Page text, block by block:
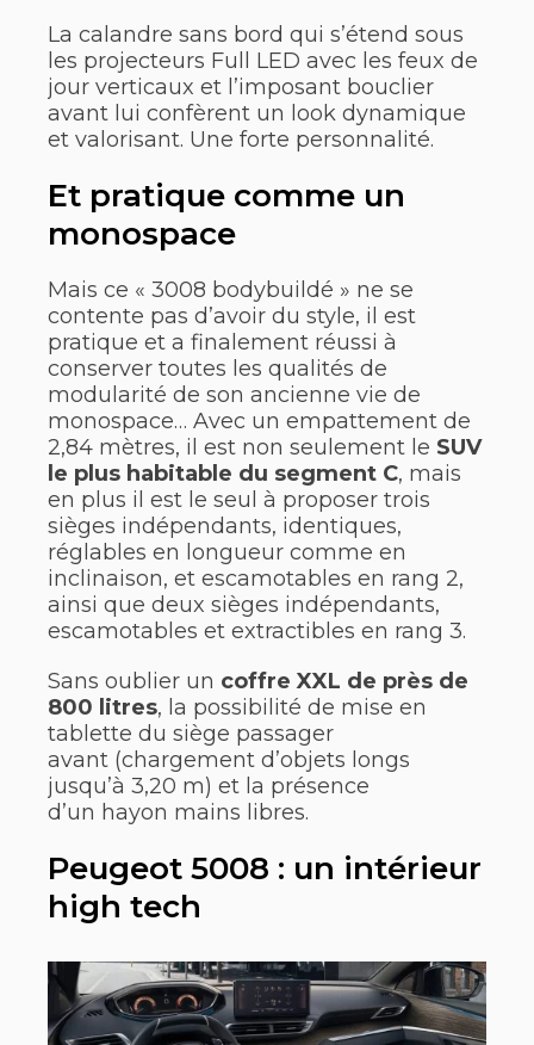
La calandre sans bord qui s’étend sous
les projecteurs Full LED avec les feux de
jour verticaux et l’imposant bouclier
avant lui confèrent un look dynamique
et valorisant. Une forte personnalité.
Et pratique comme un
monospace
Mais ce « 3008 bodybuildé » ne se
contente pas d’avoir du style, il est
pratique et a finalement réussi à
conserver toutes les qualités de
modularité de son ancienne vie de
monospace… Avec un empattement de
2,84 mètres, il est non seulement le SUV
le plus habitable du segment C, mais
en plus il est le seul à proposer trois
sièges indépendants, identiques,
réglables en longueur comme en
inclinaison, et escamotables en rang 2,
ainsi que deux sièges indépendants,
escamotables et extractibles en rang 3.
Sans oublier un coffre XXL de près de
800 litres, la possibilité de mise en
tablette du siège passager
avant (chargement d’objets longs
jusqu’à 3,20 m) et la présence
d’un hayon mains libres.
Peugeot 5008 : un intérieur
high tech